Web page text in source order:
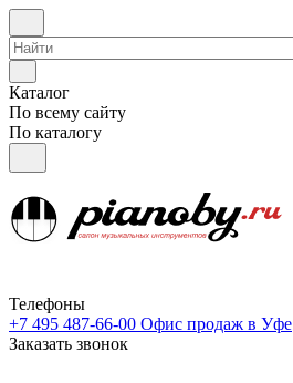
Каталог
По всему сайту
По каталогу
Телефоны
+7 495 487-66-00 Офис продаж в Уфе
Заказать звонок